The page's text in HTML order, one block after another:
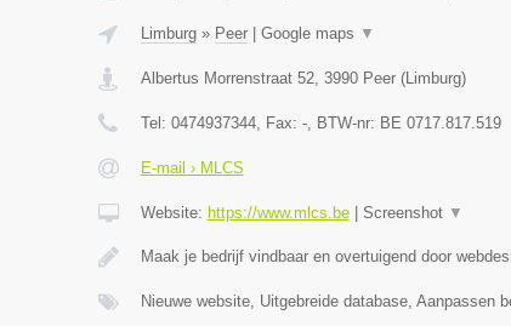
Limburg» Peer| Google maps ▼
Albertus Morrenstraat 52, 3990 Peer(Limburg)
Tel: 0474937344, Fax: -, BTW-nr: BE 0717.817.519
E-mail › MLCS
Website: https://www.mlcs.be| Screenshot ▼
Maak je bedrijf vindbaar en overtuigend door
Nieuwe website, Uitgebreide database, Aanpassen